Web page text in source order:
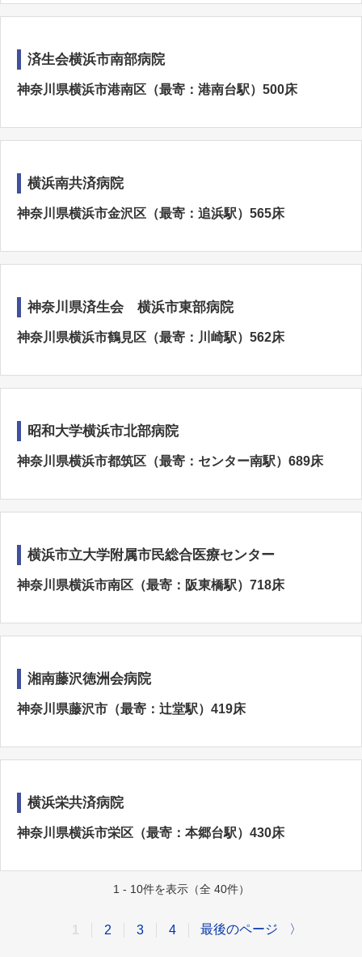
済生会横浜市南部病院
神奈川県横浜市港南区（最寄：港南台駅）500床
横浜南共済病院
神奈川県横浜市金沢区（最寄：追浜駅）565床
神奈川県済生会 横浜市東部病院
神奈川県横浜市鶴見区（最寄：川崎駅）562床
昭和大学横浜市北部病院
神奈川県横浜市都筑区（最寄：センター南駅）689床
横浜市立大学附属市民総合医療センター
神奈川県横浜市南区（最寄：阪東橋駅）718床
湘南藤沢徳洲会病院
神奈川県藤沢市（最寄：辻堂駅）419床
横浜栄共済病院
神奈川県横浜市栄区（最寄：本郷台駅）430床
1 - 10件を表示（全 40件）
2 3 4 最後のページ 〉